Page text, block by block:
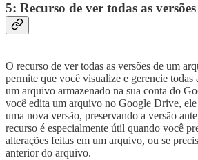
5: Recurso de ver todas as
O recurso de ver todas as versões de um
permite que você visualize e gerencie todas
um arquivo armazenado na sua conta do
você edita um arquivo no Google Drive,
uma nova versão, preservando a versão
recurso é especialmente útil quando você
alterações feitas em um arquivo, ou se
anterior do arquivo.